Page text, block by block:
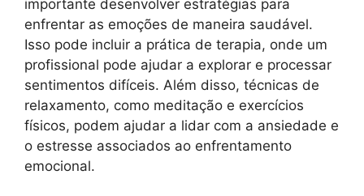
importante desenvolver estratégias para
enfrentar as emoções de maneira saudável.
Isso pode incluir a prática de terapia, onde um
profissional pode ajudar a explorar e processar
sentimentos difíceis. Além disso, técnicas de
relaxamento, como meditação e exercícios
físicos, podem ajudar a lidar com a ansiedade e
o estresse associados ao enfrentamento
emocional.